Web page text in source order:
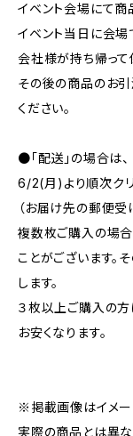
イベント会場にて商
イベント当日に会場
会社様が持ち帰って
その後の商品のお
ください。
●「配送」の場合は、
6/2(月)より順次クリ
（お届け先の郵便受
複数枚ご購入の場
ことがございます。
します。
３枚以上ご購入の
お安くなります。
※掲載画像はイメー
実際の商品とは異な